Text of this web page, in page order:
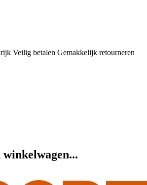
Veilig betalen Gemakkelijk retourneren
winkelwagen...